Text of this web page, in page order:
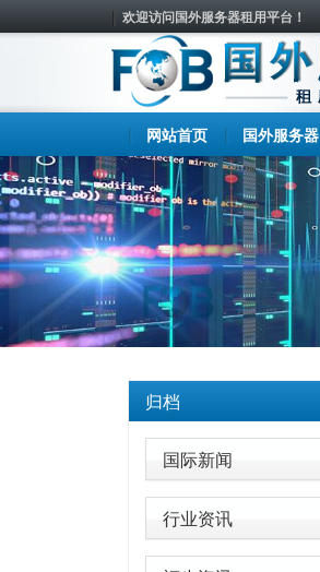
欢迎访问国外服务器租用平台！
网站首页 国外服务器
归档
国际新闻
行业资讯